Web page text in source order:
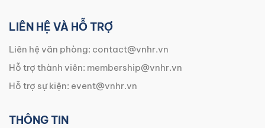
LIÊN HỆ VÀ HỖ TRỢ
Liên hệ văn phòng: contact@vnhr.vn
Hỗ trợ thành viên: membership@vnhr.vn
Hỗ trợ sự kiện: event@vnhr.vn
THÔNG TIN